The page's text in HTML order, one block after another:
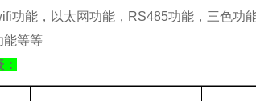
功能，以太网功能， RS485功能，三色功
能等等